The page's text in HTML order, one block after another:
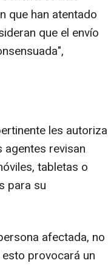
que han atentado
que el envío
les autoriza
revisan
tabletas o
para su
afectada, no
provocará un